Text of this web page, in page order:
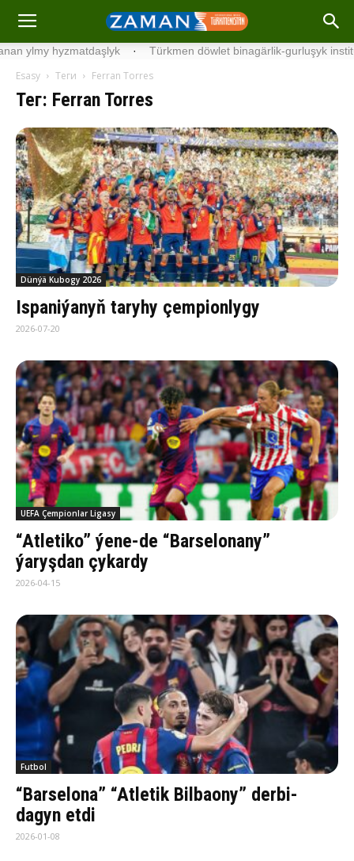
· Türkmen döwlet binagärlik-gurluşyk institutynyň talyplary
Esasy Теги Ferran Torres
Тег: Ferran Torres
Dünýä Kubogy 2026
Ispaniýanyň taryhy çempionlygy
2026-07-20
UEFA Çempionlar Ligasy
“Atletiko” ýene-de “Barselonany”
ýaryşdan çykardy
2026-04-15
Futbol
“Barselona” “Atletik Bilbaony” derbi-
dagyn etdi
2026-01-08